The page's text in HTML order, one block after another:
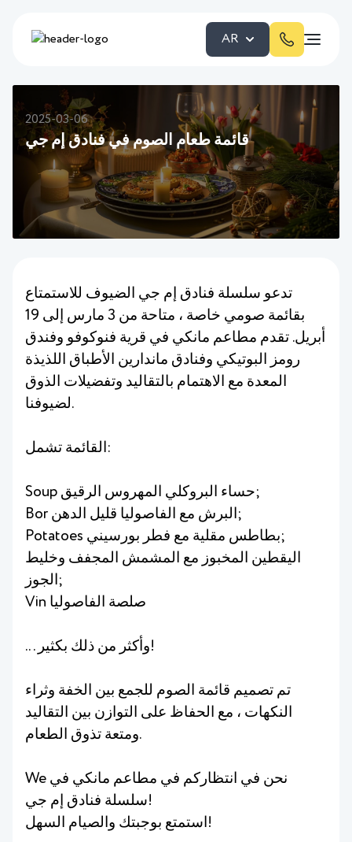
AR
2025-03-06
قائمة طعام الصوم في فنادق إم جي
تدعو سلسلة فنادق إم جي الضيوف للاستمتاع
بقائمة صومي خاصة ، متاحة من 3 مارس إلى 19
أبريل. تقدم مطاعم مانكي في قرية فنوكوفو وفندق
رومز البوتيكي وفنادق ماندارين الأطباق اللذيذة
المعدة مع الاهتمام بالتقاليد وتفضيلات الذوق
لضيوفنا.
القائمة تشمل:
Soup حساء البروكلي المهروس الرقيق;
Bor البرش مع الفاصوليا قليل الدهن;
Potatoes بطاطس مقلية مع فطر بورسيني;
اليقطين المخبوز مع المشمش المجفف وخليط
الجوز;
Vin صلصة الفاصوليا
...وأكثر من ذلك بكثير!
تم تصميم قائمة الصوم للجمع بين الخفة وثراء
النكهات ، مع الحفاظ على التوازن بين التقاليد
ومتعة تذوق الطعام.
We نحن في انتظاركم في مطاعم مانكي في
سلسلة فنادق إم جي!
استمتع بوجبتك والصيام السهل!